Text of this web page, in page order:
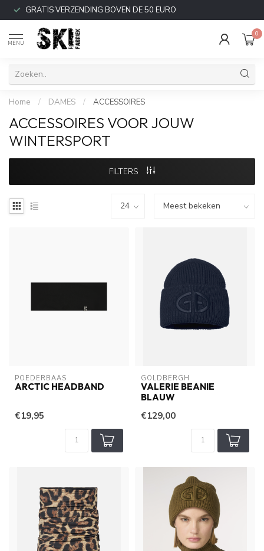
GRATIS VERZENDING BOVEN DE 50 EURO
MENU
0
Home / DAMES / ACCESSOIRES
ACCESSOIRES VOOR JOUW
WINTERSPORT
FILTERS
POEDERBAAS
ARCTIC HEADBAND
€19,95
GOLDBERGH
VALERIE BEANIE
BLAUW
€129,00